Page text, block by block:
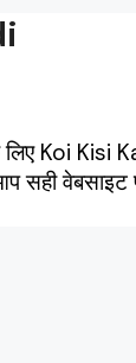
Koi
वेबसाइट